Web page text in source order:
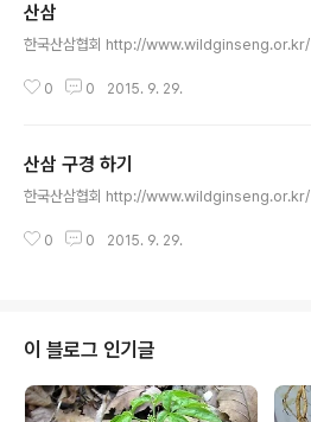
산삼
한국산삼협회 http://www.wildginseng.or.kr/
0 0 2015. 9. 29.
산삼 구경 하기
한국산삼협회 http://www.wildginseng.or.kr/
0 0 2015. 9. 29.
이 블로그 인기글